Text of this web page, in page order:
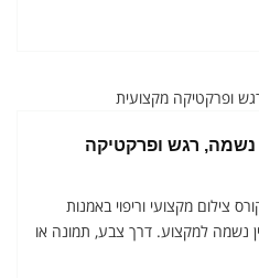
רגש ופרקטיקה
צילום מקצועי וריפוי באמנות
נשמה למקצוע. דרך צבע, תמונה או